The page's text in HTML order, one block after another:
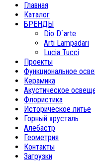
Главная
Каталог
БРЕНДЫ
Dio D`arte
Arti Lampadari
Lucia Tucci
Проекты
Функциональное
Керамика
Акустическое
Флористика
Историческое литье
Горный хрусталь
Алебастр
Геометрия
Контакты
Загрузки